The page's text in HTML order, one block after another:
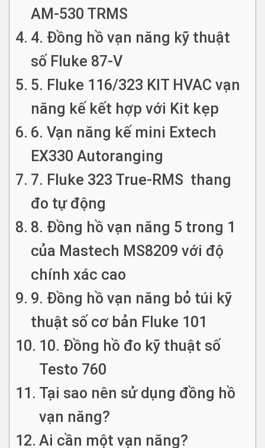
AM-530 TRMS
4. Đồng hồ vạn năng kỹ thuật
số Fluke 87-V
5. Fluke 116/323 KIT HVAC vạn
năng kế kết hợp với Kit kẹp
6. Vạn năng kế mini Extech
EX330 Autoranging
7. Fluke 323 True-RMS thang
đo tự động
8. Đồng hồ vạn năng 5 trong 1
của Mastech MS8209 với độ
chính xác cao
9. Đồng hồ vạn năng bỏ túi kỹ
thuật số cơ bản Fluke 101
10. Đồng hồ đo kỹ thuật số
Testo 760
Tại sao nên sử dụng đồng hồ
vạn năng?
Ai cần một vạn năng?